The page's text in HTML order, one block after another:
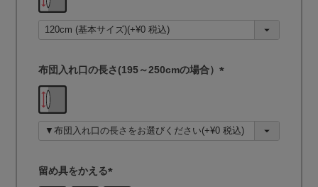
須
)
布団入れ口の長さ(195～250cmの場合）
須
)
留め具をかえる